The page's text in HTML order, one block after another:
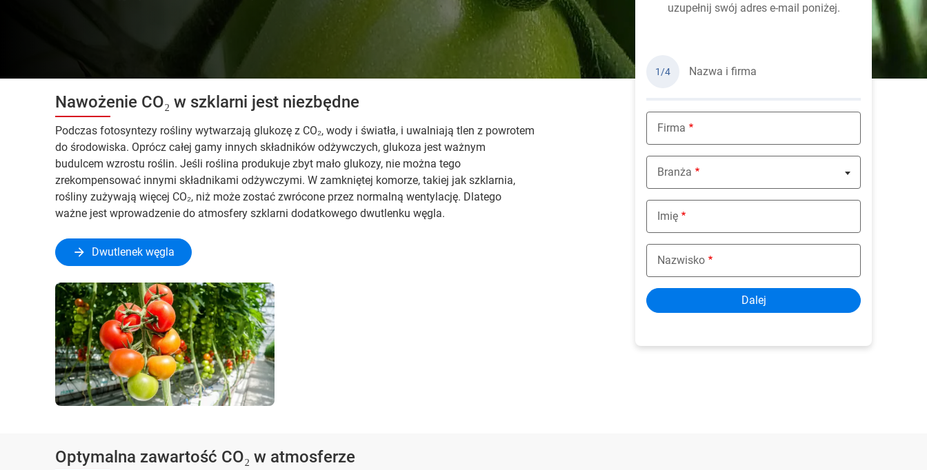
Nawożenie CO₂ w szklarni jest niezbędne
Podczas fotosyntezy rośliny wytwarzają glukozę z CO₂, wody i światła, i uwalniają tlen z powrotem
do środowiska. Oprócz całej gamy innych składników odżywczych, glukoza jest ważnym
budulcem wzrostu roślin. Jeśli roślina produkuje zbyt mało glukozy, nie można tego
zrekompensować innymi składnikami odżywczymi. W zamkniętej komorze, takiej jak szklarnia,
rośliny zużywają więcej CO₂, niż może zostać zwrócone przez normalną wentylację. Dlatego
ważne jest wprowadzenie do atmosfery szklarni dodatkowego dwutlenku węgla.
Dwutlenek węgla
Optymalna zawartość CO₂ w atmosferze
uzupełnij swój adres e-mail poniżej.
1/4 Nazwa i firma
Firma
Branża
Nothing selected
Imię
Nazwisko